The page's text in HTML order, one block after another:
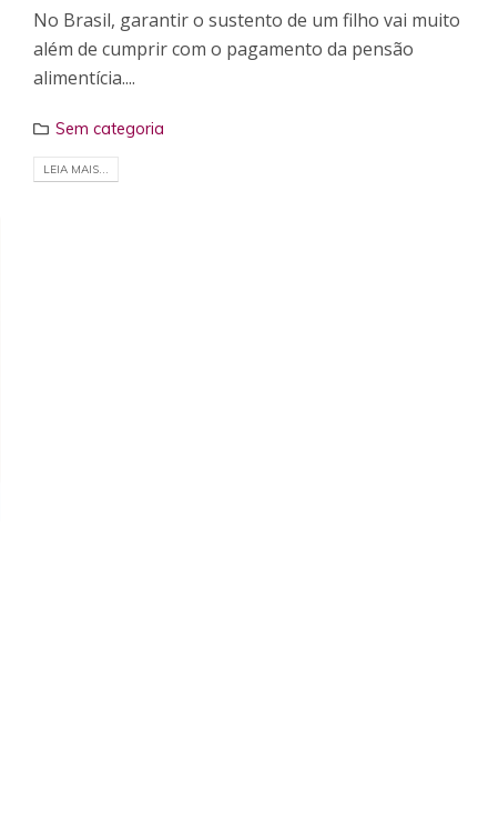
No Brasil, garantir o sustento de um filho vai muito
além de cumprir com o pagamento da pensão
alimentícia....
Sem categoria
LEIA MAIS...